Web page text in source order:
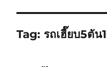
Tag: รถเฮี๊ยบ5ตัน